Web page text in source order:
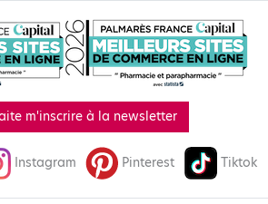
m'inscrire à la newsletter
Instagram Pinterest Tiktok